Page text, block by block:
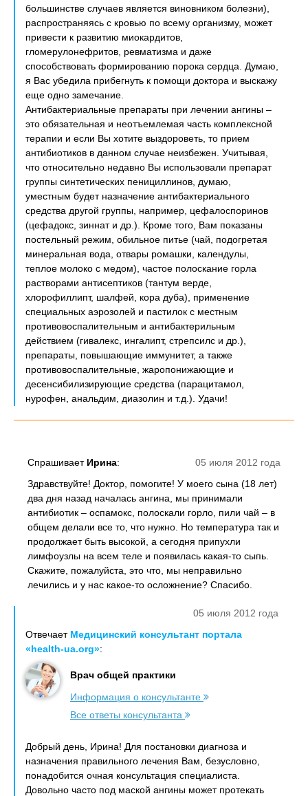
большинстве случаев является виновником болезни),
распространяясь с кровью по всему организму, может
привести к развитию миокардитов,
гломерулонефритов, ревматизма и даже
способствовать формированию порока сердца. Думаю,
я Вас убедила прибегнуть к помощи доктора и выскажу
еще одно замечание.
Антибактериальные препараты при лечении ангины –
это обязательная и неотъемлемая часть комплексной
терапии и если Вы хотите выздороветь, то прием
антибиотиков в данном случае неизбежен. Учитывая,
что относительно недавно Вы использовали препарат
группы синтетических пенициллинов, думаю,
уместным будет назначение антибактериального
средства другой группы, например, цефалоспоринов
(цефадокс, зиннат и др.). Кроме того, Вам показаны
постельный режим, обильное питье (чай, подогретая
минеральная вода, отвары ромашки, календулы,
теплое молоко с медом), частое полоскание горла
растворами антисептиков (тантум верде,
хлорофиллипт, шалфей, кора дуба), применение
специальных аэрозолей и пастилок с местным
противовоспалительным и антибактерильным
действием (гивалекс, ингалипт, стрепсилс и др.),
препараты, повышающие иммунитет, а также
противовоспалительные, жаропонижающие и
десенсибилизирующие средства (парацитамол,
нурофен, анальдим, диазолин и т.д.). Удачи!
05 июля 2012 года
Спрашивает Ирина:
Здравствуйте! Доктор, помогите! У моего сына (18 лет)
два дня назад началась ангина, мы принимали
антибиотик – оспамокс, полоскали горло, пили чай – в
общем делали все то, что нужно. Но температура так и
продолжает быть высокой, а сегодня припухли
лимфоузлы на всем теле и появилась какая-то сыпь.
Скажите, пожалуйста, это что, мы неправильно
лечились и у нас какое-то осложнение? Спасибо.
05 июля 2012 года
Отвечает Медицинский консультант портала
«health-ua.org»:
Врач общей практики
Информация о консультанте
Все ответы консультанта
Добрый день, Ирина! Для постановки диагноза и
назначения правильного лечения Вам, безусловно,
понадобится очная консультация специалиста.
Довольно часто под маской ангины может протекать